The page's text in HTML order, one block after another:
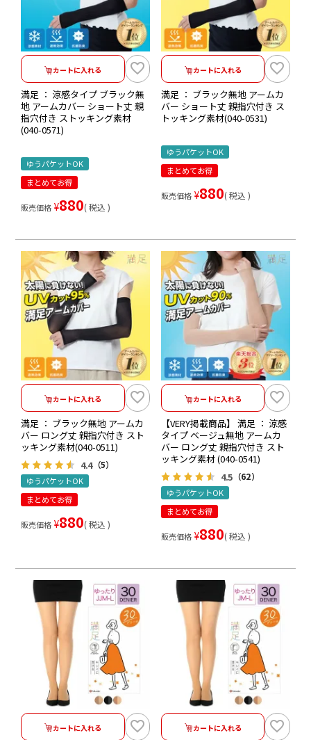
カートに入れる
満足 ： 涼感タイプ ブラック無
地 アームカバー ショート丈 親
指穴付き ストッキング素材
(040-0571)
ゆうパケットOK
まとめてお得
販売価格 ¥880 税込
カートに入れる
満足 ： ブラック無地 アームカ
バー ショート丈 親指穴付き ス
トッキング素材(040-0531)
ゆうパケットOK
まとめてお得
販売価格 ¥880 税込
カートに入れる
満足 ： ブラック無地 アームカ
バー ロング丈 親指穴付き スト
ッキング素材(040-0511)
4.4（5）
ゆうパケットOK
まとめてお得
販売価格 ¥880 税込
カートに入れる
【VERY掲載商品】 満足 ： 涼感
タイプ ベージュ無地 アームカ
バー ロング丈 親指穴付き スト
ッキング素材 (040-0541)
4.5 （62）
ゆうパケットOK
まとめてお得
販売価格 ¥880 税込
カートに入れる カートに入れる